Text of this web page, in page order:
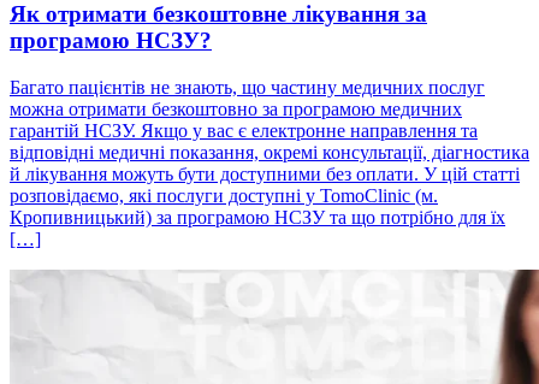
Як отримати безкоштовне лікування за
програмою НСЗУ?
Багато пацієнтів не знають, що частину медичних послуг
можна отримати безкоштовно за програмою медичних
гарантій НСЗУ. Якщо у вас є електронне направлення та
відповідні медичні показання, окремі консультації, діагностика
й лікування можуть бути доступними без оплати. У цій статті
розповідаємо, які послуги доступні у TomoClinic (м.
Кропивницький) за програмою НСЗУ та що потрібно для їх
[…]